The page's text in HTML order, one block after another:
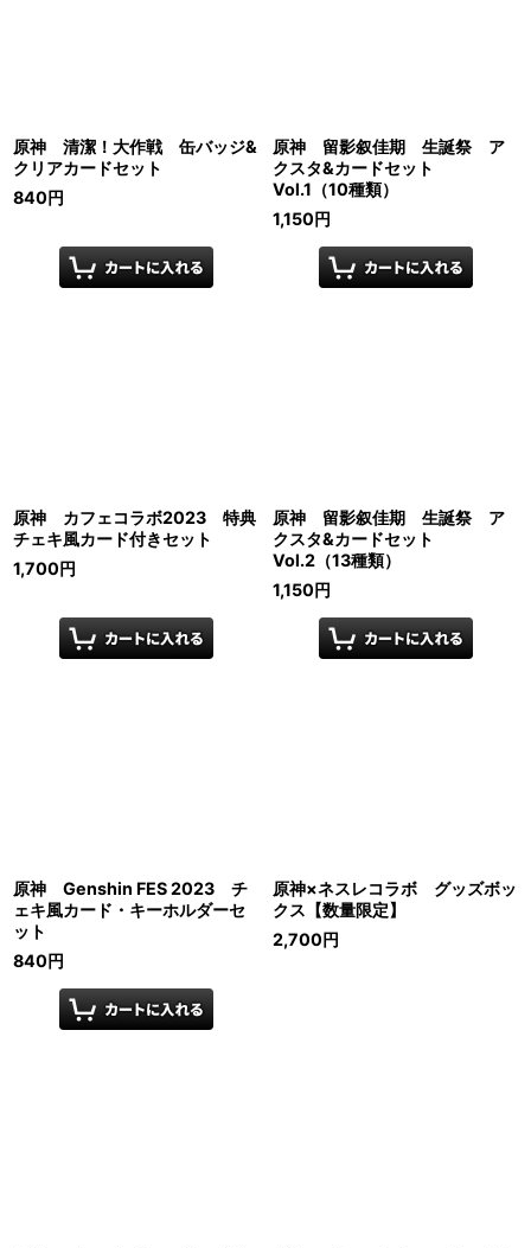
原神 清潔！大作戦 缶バッジ&
クリアカードセット
840円
原神 留影叙佳期 生誕祭 ア
クスタ&カードセット
Vol.1（10種類）
1,150円
原神 カフェコラボ2023 特典
チェキ風カード付きセット
1,700円
原神 留影叙佳期 生誕祭 ア
クスタ&カードセット
Vol.2（13種類）
1,150円
原神 Genshin FES 2023 チ
ェキ風カード・キーホルダーセ
ット
840円
原神×ネスレコラボ グッズボッ
クス【数量限定】
2,700円